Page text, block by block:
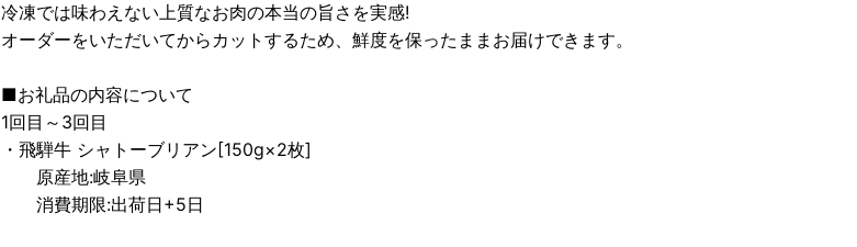
冷凍では味わえない上質なお肉の本当の旨さを実感!
オーダーをいただいてからカットするため、鮮度を保ったままお届けできます。
■お礼品の内容について
1回目～3回目
・飛騨牛 シャトーブリアン[150g×2枚]
原産地:岐阜県
消費期限:出荷日+5日